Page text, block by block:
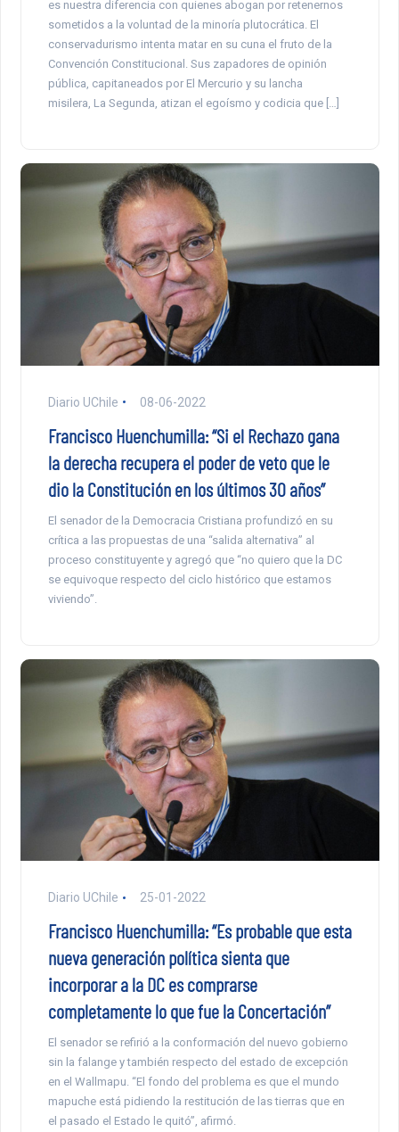
es nuestra diferencia con quienes abogan por retenernos
sometidos a la voluntad de la minoría plutocrática. El
conservadurismo intenta matar en su cuna el fruto de la
Convención Constitucional. Sus zapadores de opinión
pública, capitaneados por El Mercurio y su lancha
misilera, La Segunda, atizan el egoísmo y codicia que […]
Diario UChile 08-06-2022
Francisco Huenchumilla: “Si el Rechazo gana
la derecha recupera el poder de veto que le
dio la Constitución en los últimos 30 años”
El senador de la Democracia Cristiana profundizó en su
crítica a las propuestas de una “salida alternativa” al
proceso constituyente y agregó que “no quiero que la DC
se equivoque respecto del ciclo histórico que estamos
viviendo”.
Diario UChile 25-01-2022
Francisco Huenchumilla: “Es probable que esta
nueva generación política sienta que
incorporar a la DC es comprarse
completamente lo que fue la Concertación”
El senador se refirió a la conformación del nuevo gobierno
sin la falange y también respecto del estado de excepción
en el Wallmapu. “El fondo del problema es que el mundo
mapuche está pidiendo la restitución de las tierras que en
el pasado el Estado le quitó”, afirmó.